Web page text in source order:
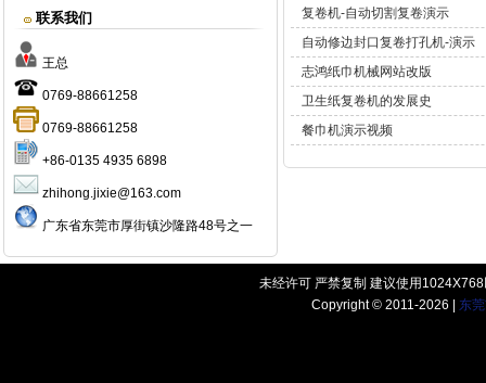
联系我们
王总
0769-88661258
0769-88661258
+86-0135 4935 6898
zhihong.jixie@163.com
广东省东莞市厚街镇沙隆路48号之一
复卷机-自动切割复卷演示
自动修边封口复卷打孔机-演示
志鸿纸巾机械网站改版
卫生纸复卷机的发展史
餐巾机演示视频
未经许可 严禁复制 建议使用
Copyright © 2011-2026 | 东